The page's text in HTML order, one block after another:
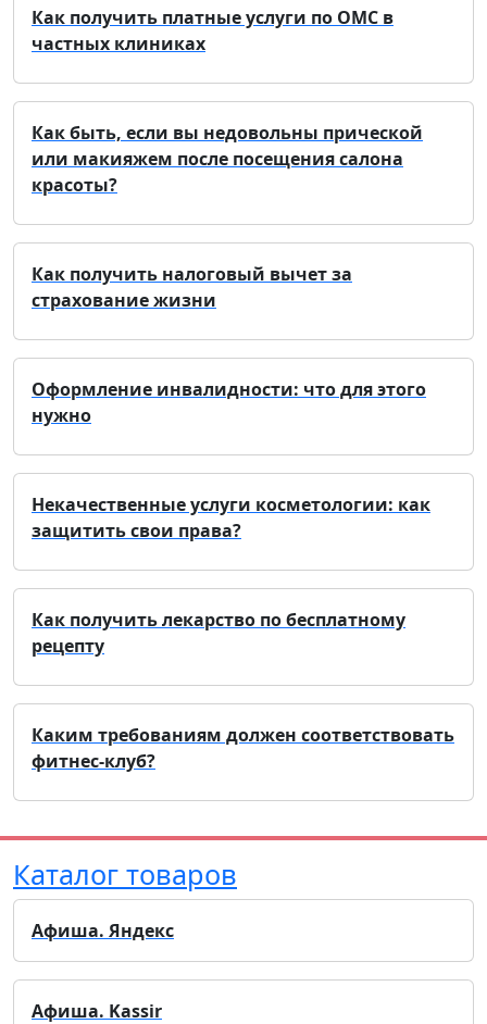
Как получить платные услуги по ОМС в
частных клиниках
Как быть, если вы недовольны прической
или макияжем после посещения салона
красоты?
Как получить налоговый вычет за
страхование жизни
Оформление инвалидности: что для этого
нужно
Некачественные услуги косметологии: как
защитить свои права?
Как получить лекарство по бесплатному
рецепту
Каким требованиям должен соответствовать
фитнес-клуб?
Каталог товаров
Афиша. Яндекс
Афиша. Kassir